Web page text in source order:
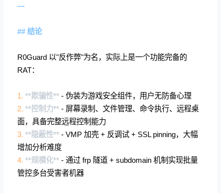
---
## 结论
R0Guard 以"反作弊"为名，实际上是一个功能完备的
RAT：
1. **欺骗性** - 伪装为游戏安全组件，用户无防备心理
2. **控制力** - 屏幕录制、文件管理、命令执行、远程桌
面，具备完整远程控制能力
3. **隐蔽性** - VMP 加壳 + 反调试 + SSL pinning，大幅
增加分析难度
4. **规模化** - 通过 frp 隧道 + subdomain 机制实现批量
管控多台受害者机器